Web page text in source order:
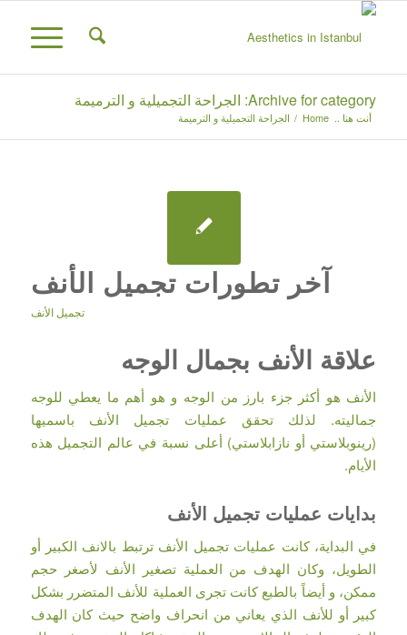
Archive for category: الجراحة التجميلية و الترميمة
أنت هنا .. Home
/ الجراحة التجميلية و الترميمة
آخر تطورات تجميل الأنف
تجميل الأنف
علاقة الأنف بجمال الوجه
الأنف هو أكثر جزء بارز من الوجه و هو أهم ما يعطي للوجه
جماليته. لذلك تحقق عمليات تجميل الأنف باسميها
(رينوبلاستي أو نازابلاستي) أعلى نسبة في عالم التجميل هذه
الأيام.
بدايات عمليات تجميل الأنف
في البداية، كانت عمليات تجميل الأنف ترتبط بالانف الكبير أو
الطويل، وكان الهدف من العملية تصغير الأنف لأصغر حجم
ممكن، و أيضاً بالطبع كانت تجرى العملية للأنف المتضرر بشكل
كبير أو للأنف الذي يعاني من انحراف واضح حيث كان الهدف